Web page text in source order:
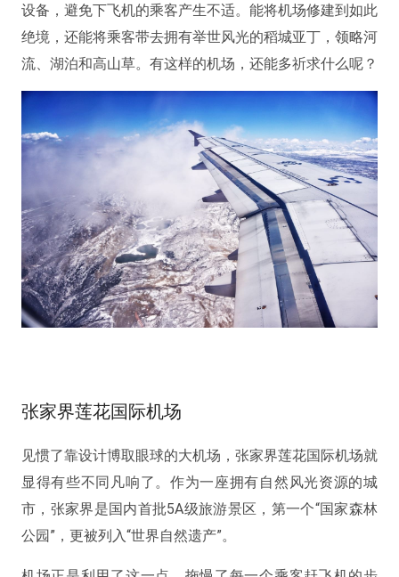
设备，避免下飞机的乘客产生不适。能将机场修建到如此
绝境，还能将乘客带去拥有举世风光的稻城亚丁，领略河
流、湖泊和高山草。有这样的机场，还能多祈求什么呢？
张家界莲花国际机场
见惯了靠设计博取眼球的大机场，张家界莲花国际机场就
显得有些不同凡响了。作为一座拥有自然风光资源的城
市，张家界是国内首批5A级旅游景区，第一个“国家森林
公园”，更被列入“世界自然遗产”。